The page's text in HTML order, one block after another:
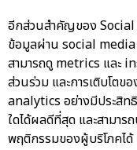
อีกส่วนสำคัญของ Social
ข้อมูลผ่าน social
สามารถดู metrics และ
ส่วนร่วม และการเติบโตข
analytics อย่างมีประสิท
ใดได้ผลดีที่สุด และสามาร
พฤติกรรมของผู้บริโภคได้